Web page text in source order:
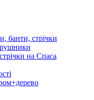
банти, стрічки
рушники
на Спаса